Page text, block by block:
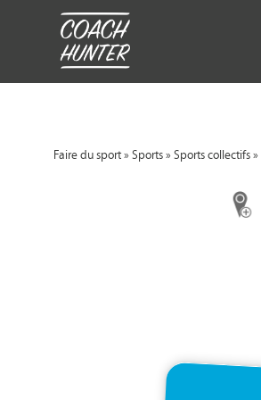
Faire du sport»Sports»Sports collectifs»